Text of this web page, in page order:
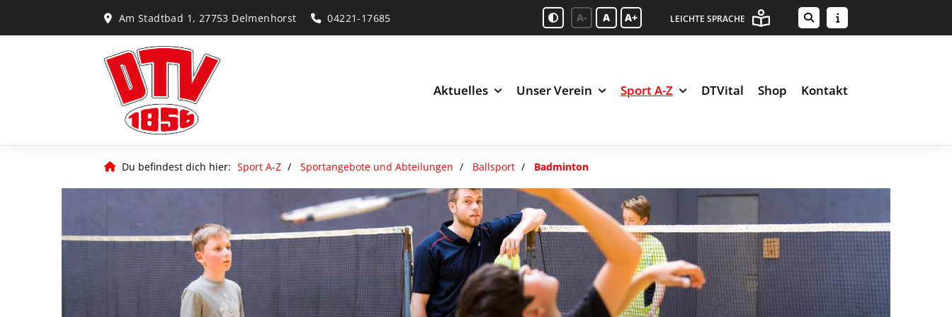
Am Stadtbad 1, 27753 Delmenhorst 04221-17685 A- A A+ LEICHTE SPRACHE
Aktuelles Unser Verein Sport A-Z DTVital Shop Kontakt
Du befindest dich hier: Sport A-Z Sportangebote und Abteilungen Ballsport Badminton